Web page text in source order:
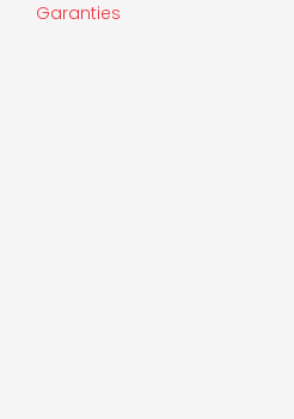
Garanties